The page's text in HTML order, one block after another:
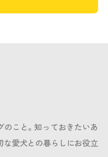
のこと。知っておきたいあ
な愛犬との暮らしにお役立